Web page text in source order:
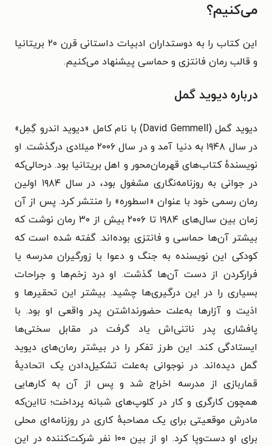
می‌کنیم؟
این کتاب را به دوستداران ادبیات داستانی قرن ۲۰ بریتانیا
و قالب رمان فانتزی و حماسی پیشنهاد می‌کنیم.
درباره دیوید گمل
دیوید گمل (David Gemmell) با نام کامل «دیوید اندرو گِمِل»
در سال ۱۹۴۸ به دنیا آمد و در سال ۲۰۰۶ میلادی درگذشت. او‬‏
نویسندهٔ کتاب‌های قهرمان‌محور و اهل بریتانیا بود. درحالی‌که
در جوانی به روزنامه‌نگاری مشغول بود، در سال ۱۹۸۴ اولین
رمان رسمی خود با عنوان «اسطوره» را منتشر کرد. پس از آن
زمان بین سال‌های ۱۹۸۴ تا ۲۰۰۶ بیش از ۳۰ رمان نوشت که
بیشتر آن‌ها حماسی و فانتزی بوده‌اند. گفته شده است که
کودکی این نویسنده به جنگ و دعوا با زورگیران مدرسه یا
فرارکردن از دست آن‌ها گذشت. او درد زخم‌ها و جراحات
بسیاری را در این درگیری‌ها چشید. بیشتر این تحقیرها و
اذیت و آزارها به‌علت حضورنداشتن پدر واقعی او بود. با
پافشاری پدر ناتنی‌اش یاد گرفت در مقابل سختی‌ها
ایستادگی کند. این طرز تفکر را در بیشتر رمان‌های دیوید
گمل دیده‌اند. در نوجوانی به‌علت تشکیل‌دادن یک اتحادیهٔ
قماربازی از مدرسه اخراج شد و پس از آن به کارهایی
همچون کارگری و کار در کلوپ‌های شبانه پرداخت؛ تااین‌که
مادرش موقعیتی برای یک مصاحبهٔ کاری در روزنامه‌ای محلی
برای او دست‌وپا کرد. او از بین ۱۰۰ نفر شرکت‌کننده در این